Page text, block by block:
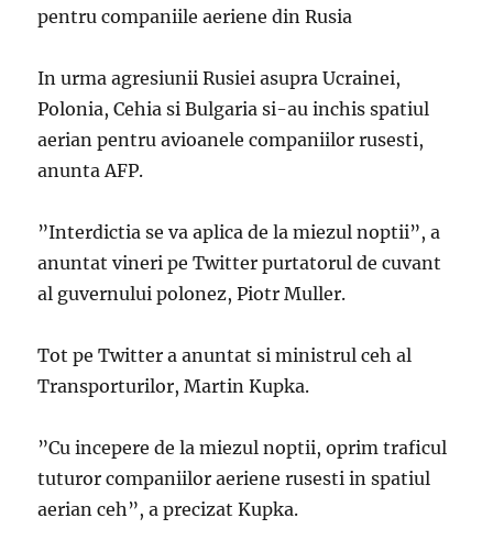
pentru companiile aeriene din Rusia
In urma agresiunii Rusiei asupra Ucrainei,
Polonia, Cehia si Bulgaria si-au inchis spatiul
aerian pentru avioanele companiilor rusesti,
anunta AFP.
”Interdictia se va aplica de la miezul noptii”, a
anuntat vineri pe Twitter purtatorul de cuvant
al guvernului polonez, Piotr Muller.
Tot pe Twitter a anuntat si ministrul ceh al
Transporturilor, Martin Kupka.
”Cu incepere de la miezul noptii, oprim traficul
tuturor companiilor aeriene rusesti in spatiul
aerian ceh”, a precizat Kupka.